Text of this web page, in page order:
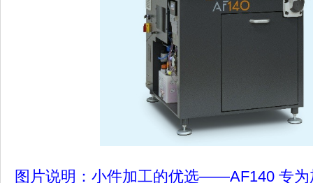
图片说明：小件加工的优选——AF140 专为